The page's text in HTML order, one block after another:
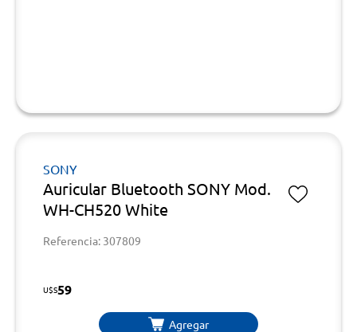
SONY
Auricular Bluetooth SONY Mod.
WH-CH520 White
Referencia: 307809
U$S59
Agregar